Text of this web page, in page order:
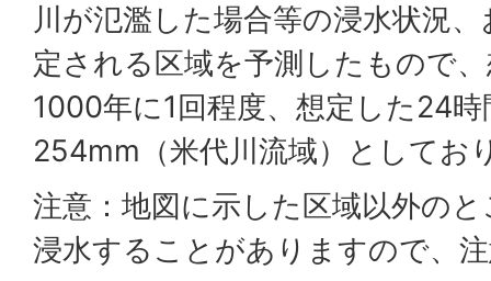
川が氾濫した場合等の浸水状況
定される区域を予測したもので
1000年に1回程度、想定した24
254mm（米代川流域）としてお
注意：地図に示した区域以外の
浸水することがありますので、